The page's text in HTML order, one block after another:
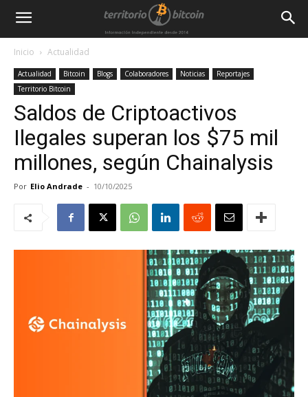
Inicio Actualidad
Actualidad Bitcoin Blogs Colaboradores Noticias
Reportajes
Territorio Bitcoin
Saldos de Criptoactivos
Ilegales superan los $75 mil
millones, según Chainalysis
Por Elio Andrade - 10/10/2025